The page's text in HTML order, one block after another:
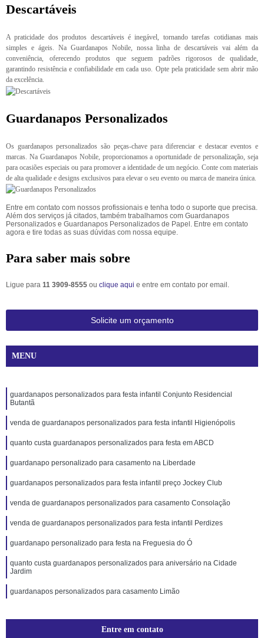
Descartáveis
A praticidade dos produtos descartáveis é inegável, tornando tarefas cotidianas mais
simples e ágeis. Na Guardanapos Nobile, nossa linha de descartáveis vai além da
conveniência, oferecendo produtos que seguem padrões rigorosos de qualidade,
garantindo resistência e confiabilidade em cada uso. Opte pela praticidade sem abrir mão
da excelência.
Guardanapos Personalizados
Os guardanapos personalizados são peças-chave para diferenciar e destacar eventos e
marcas. Na Guardanapos Nobile, proporcionamos a oportunidade de personalização, seja
para ocasiões especiais ou para promover a identidade de um negócio. Conte com materiais
de alta qualidade e designs exclusivos para elevar o seu evento ou marca de maneira única.
Entre em contato com nossos profissionais e tenha todo o suporte que precisa.
Além dos serviços já citados, também trabalhamos com Guardanapos
Personalizados e Guardanapos Personalizados de Papel. Entre em contato
agora e tire todas as suas dúvidas com nossa equipe.
Para saber mais sobre
Ligue para 11 3909-8555 ou clique aqui e entre em contato por email.
Solicite um orçamento
MENU
guardanapos personalizados para festa infantil Conjunto Residencial
Butantã
venda de guardanapos personalizados para festa infantil Higienópolis
quanto custa guardanapos personalizados para festa em ABCD
guardanapo personalizado para casamento na Liberdade
guardanapos personalizados para festa infantil preço Jockey Club
venda de guardanapos personalizados para casamento Consolação
venda de guardanapos personalizados para festa infantil Perdizes
guardanapo personalizado para festa na Freguesia do Ó
quanto custa guardanapos personalizados para aniversário na Cidade
Jardim
guardanapos personalizados para casamento Limão
Entre em contato